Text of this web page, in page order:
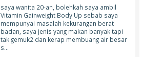
saya wanita 20-an, bolehkah saya ambil
Vitamin Gainweight Body Up sebab saya
mempunyai masalah kekurangan berat
badan, saya jenis yang makan banyak tapi
tak gemuk2 dan kerap membuang air besar
s…